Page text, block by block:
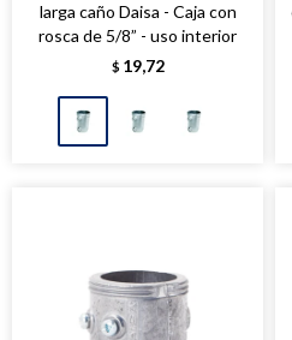
larga caño Daisa - Caja con
rosca de 5/8” - uso interior
$ 19,72